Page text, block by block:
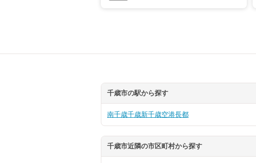
千歳市の駅から探す
南千歳千歳新千歳空港長都
千歳市近隣の市区町村から探す